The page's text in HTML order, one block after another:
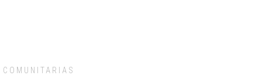
COMUNITARIAS